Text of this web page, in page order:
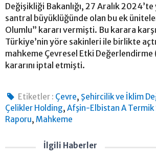
Değişikliği Bakanlığı, 27 Aralık
santral büyüklüğünde olan bu ek
Olumlu” kararı vermişti. Bu karara
Türkiye’nin yöre sakinleri ile birlikte
mahkeme Çevresel Etki Değerlendirme
kararını iptal etmişti.
Etiketler : Çevre, Şehircilik ve İklim
Çelikler Holding, Afşin-Elbistan A Termik
Raporu, Mahkeme
İlgili Haberler